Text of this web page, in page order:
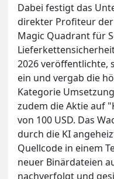
Dabei festigt das
direkter Profiteur
Magic Quadrant für
2026 veröffentlichte,
ein und vergab die
Kategorie
zudem die Aktie auf
von 100 USD. Das
durch die KI
Quellcode in einem
neuer Binärdateien
nachverfolgt und